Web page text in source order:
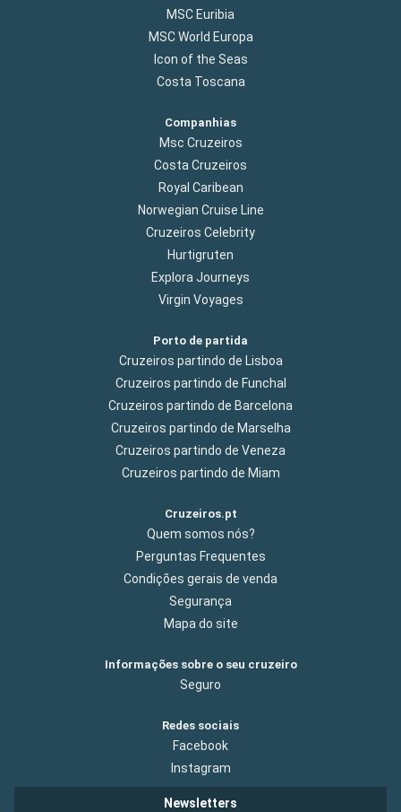
MSC Euribia
MSC World Europa
Icon of the Seas
Costa Toscana
Companhias
Msc Cruzeiros
Costa Cruzeiros
Royal Caribean
Norwegian Cruise Line
Cruzeiros Celebrity
Hurtigruten
Explora Journeys
Virgin Voyages
Porto de partida
Cruzeiros partindo de Lisboa
Cruzeiros partindo de Funchal
Cruzeiros partindo de Barcelona
Cruzeiros partindo de Marselha
Cruzeiros partindo de Veneza
Cruzeiros partindo de Miam
Cruzeiros.pt
Quem somos nós?
Perguntas Frequentes
Condições gerais de venda
Segurança
Mapa do site
Informações sobre o seu cruzeiro
Seguro
Redes sociais
Facebook
Instagram
Newsletters